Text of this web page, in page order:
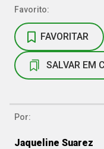
Favorito:
FAVORITAR
SALVAR EM
Por:
Jaqueline Suarez